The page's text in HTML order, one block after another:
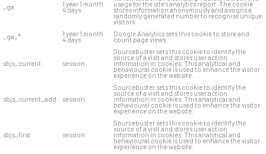
_ga 1 year 1 month
4 days
usage for the site's analytics report. The cookie
stores information anonymously and assigns a
randomly generated number to recognise unique
visitors.
_ga_*
1 year 1 month
4 days
Google Analytics sets this cookie to store and
count page views.
sbjs_current session
Sourcebuster sets this cookie to identify the
source of a visit and stores user action
information in cookies. This analytical and
behavioural cookie is used to enhance the visitor
experience on the website.
sbjs_current_add session
Sourcebuster sets this cookie to identify the
source of a visit and stores user action
information in cookies. This analytical and
behavioural cookie is used to enhance the visitor
experience on the website.
sbjs_first session
Sourcebuster sets this cookie to identify the
source of a visit and stores user action
information in cookies. This analytical and
behavioural cookie is used to enhance the visitor
experience on the website.